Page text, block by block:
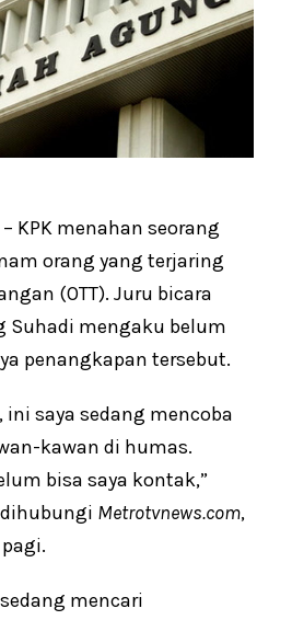
– KPK menahan seorang
orang yang terjaring
(OTT). Juru bicara
Suhadi mengaku belum
penangkapan tersebut.
ini saya sedang mencoba
kawan di humas.
bisa saya kontak,”
Metrotvnews.com,
mencari